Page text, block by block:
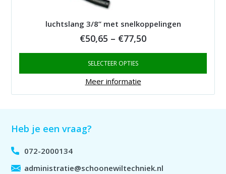
luchtslang 3/8” met snelkoppelingen
€50,65 – €77,50Price
range:
€77,50
SELECTEER OPTIES
Meer informatie
Heb je een vraag?
072-2000134
administratie@schoonewiltechniek.nl